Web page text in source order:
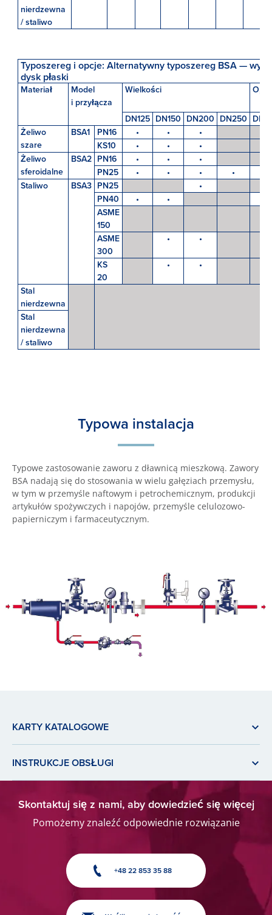
nierdzewna
/ staliwo
Typoszereg i opcje: Alternatywny typoszereg BSA —
dysk płaski
Materiał
Model
i przyłącza
Wielkości
DN125 DN150 DN200 DN250
Żeliwo
szare
BSA1 PN16 • •
•
KS10
• •
•
Żeliwo
sferoidalne
BSA2 PN16 • •
•
PN25
• • • •
Staliwo
BSA3 PN25
•
PN40
• •
ASME
150
ASME
300
• •
KS
20
• •
Stal
nierdzewna
Stal
nierdzewna
/ staliwo
Typowa instalacja
Typowe zastosowanie zaworu z dławnicą mieszkową. Zawory
BSA nadają się do stosowania w wielu gałęziach przemysłu,
w tym w przemyśle naftowym i petrochemicznym, produkcji
artykułów spożywczych i napojów, przemyśle celulozowo-
papierniczym i farmaceutycznym.
KARTY KATALOGOWE
INSTRUKCJE OBSŁUGI
Skontaktuj się z nami, aby dowiedzieć się więcej
Pomożemy znaleźć odpowiednie rozwiązanie
+48 22 853 35 88